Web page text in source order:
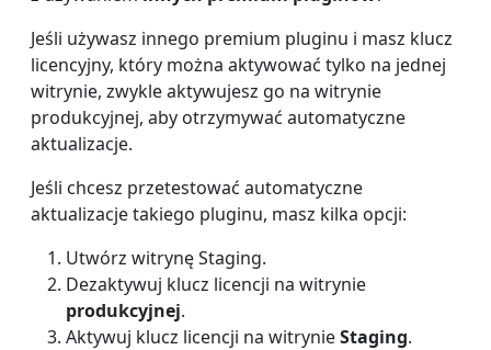
Jeśli używasz innego premium pluginu i masz klucz
licencyjny, który można aktywować tylko na jednej
witrynie, zwykle aktywujesz go na witrynie
produkcyjnej, aby otrzymywać automatyczne
aktualizacje.
Jeśli chcesz przetestować automatyczne
aktualizacje takiego pluginu, masz kilka opcji:
Utwórz witrynę Staging.
Dezaktywuj klucz licencji na witrynie
produkcyjnej.
Aktywuj klucz licencji na witrynieStaging.